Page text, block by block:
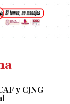
y CJNG